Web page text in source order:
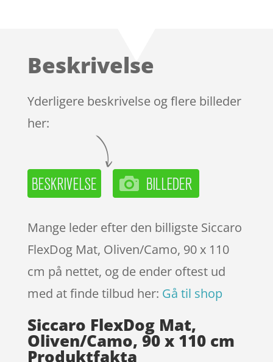
kundebedø
Beskrivelse
Yderligere beskrivelse og flere billeder
her:
Mange leder efter den billigste Siccaro
FlexDog Mat, Oliven/Camo, 90 x 110
cm på nettet, og de ender oftest ud
med at finde tilbud her: Gå til shop
Siccaro FlexDog Mat,
Oliven/Camo, 90 x 110 cm
Produktfakta